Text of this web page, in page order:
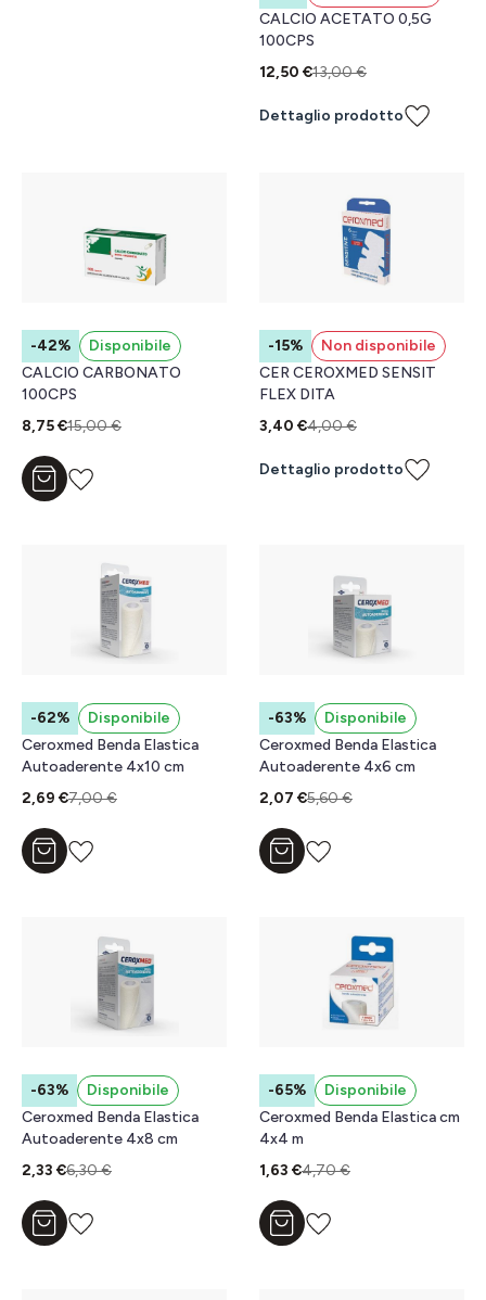
CALCIO ACETATO 0,5G
100CPS
12,50 €13,00 €
Dettaglio prodotto
-42%
Disponibile
CALCIO CARBONATO
100CPS
8,75 €15,00 €
Aggiungi al carrello
-15%
Non disponibile
CER CEROXMED SENSIT
FLEX DITA
3,40 €4,00 €
Dettaglio prodotto
-62%
Disponibile
Ceroxmed Benda Elastica
Autoaderente 4x10 cm
2,69 €7,00 €
Aggiungi al carrello
-63%
Disponibile
Ceroxmed Benda Elastica
Autoaderente 4x6 cm
2,07 €5,60 €
Aggiungi al carrello
-63%
Disponibile
Ceroxmed Benda Elastica
Autoaderente 4x8 cm
2,33 €6,30 €
Aggiungi al carrello
-65%
Disponibile
Ceroxmed Benda Elastica cm
4x4 m
1,63 €4,70 €
Aggiungi al carrello